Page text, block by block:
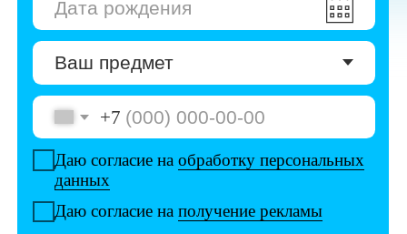
Даю согласие наобработку персональных
Даю согласие наполучение рекламы
Перейти к анкете